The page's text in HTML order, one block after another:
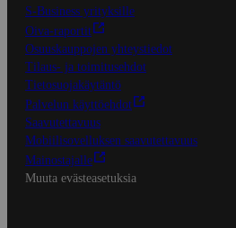
S-Business yrityksille
Oiva-raportit
Osuuskauppojen yhteystiedot
Tilaus- ja toimitusehdot
Tietosuojakäytäntö
Palvelun käyttöehdot
Saavutettavuus
Mobiilisovelluksen saavutettavuus
Mainostajalle
Muuta evästeasetuksia